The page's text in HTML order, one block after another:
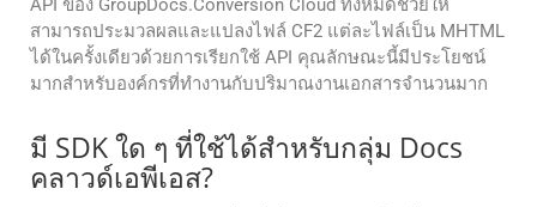
API ของ GroupDocs.Conversion Cloud ทั้งหมดช่วยให้
สามารถประมวลผลและแปลงไฟล์ CF2 แต่ละไฟล์เป็น MHTML
ได้ในครั้งเดียวด้วยการเรียกใช้ API คุณลักษณะนี้มีประโยชน์
มากสำหรับองค์กรที่ทำงานกับปริมาณงานเอกสารจำนวนมาก
มี SDK ใด ๆ ที่ใช้ได้สําหรับกลุ่ม Docs
คลาวด์เอพีเอส?